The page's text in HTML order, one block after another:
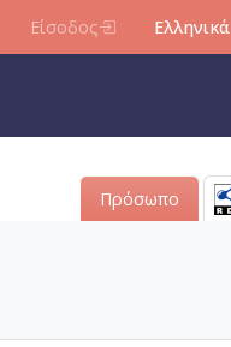
Είσοδος Ελληνικά
Πρόσωπο